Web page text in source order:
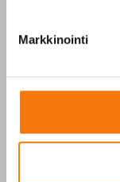
Markkinointi
Y-tunnus 3609611-2
Tietosuojaseloste
ETUSIVU